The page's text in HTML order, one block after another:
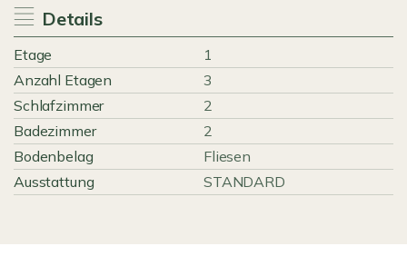
Details
Etage
1
Anzahl Etagen
3
Schlafzimmer
2
Badezimmer
2
Bodenbelag
Fliesen
Ausstattung
STANDARD